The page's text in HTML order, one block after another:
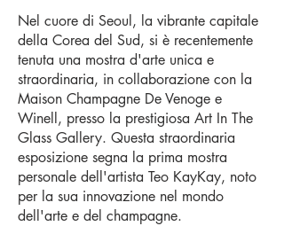
Nel cuore di Seoul, la vibrante capitale
della Corea del Sud, si è recentemente
tenuta una mostra d'arte unica e
straordinaria, in collaborazione con la
Maison Champagne De Venoge e
Winell, presso la prestigiosa Art In The
Glass Gallery. Questa straordinaria
esposizione segna la prima mostra
personale dell'artista Teo KayKay, noto
per la sua innovazione nel mondo
dell'arte e del champagne.